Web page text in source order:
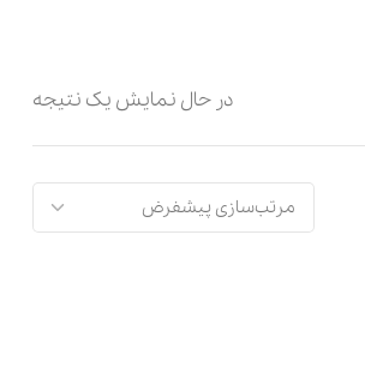
در حال نمایش یک نتیجه